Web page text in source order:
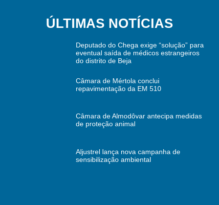
ÚLTIMAS NOTÍCIAS
Deputado do Chega exige “solução” para
eventual saída de médicos estrangeiros
do distrito de Beja
Câmara de Mértola conclui
repavimentação da EM 510
Câmara de Almodôvar antecipa medidas
de proteção animal
Aljustrel lança nova campanha de
sensibilização ambiental